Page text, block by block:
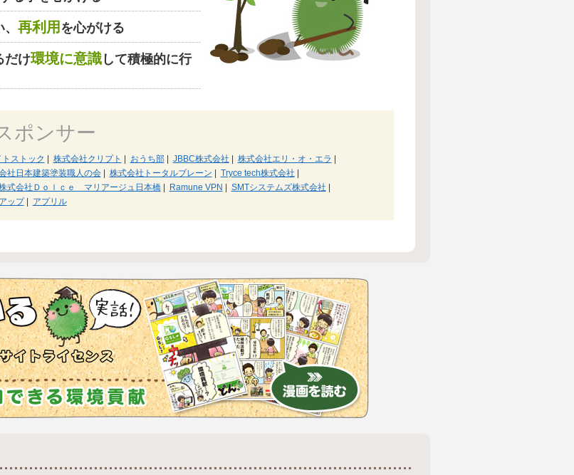
再利用 を心がける
だけ環境に意識して積極的に行
ポンサー
ストック 株式会社クリプト おうち部| JBBC株式会社 株式会社エリ・オ・エラ
社日本建築塗装職人の会| 株式会社トータルブレーン Tryce tech株式会社
式会社Ｄｏｌｃｅ マリアージュ日本橋| Ramune VPN SMTシステムズ株式会社
ップ| アプリル